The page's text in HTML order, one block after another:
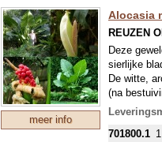
meer info
Alocasia
REUZEN
Deze
sierlijke
De witte,
(na
zomers bij
groeiende
hoek ten
701800.1